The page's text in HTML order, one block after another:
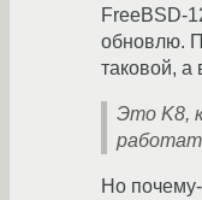
FreeBSD-
обновлю.
таковой, а
Это K8,
Но